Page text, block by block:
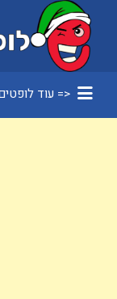
Search
for:
<= עוד
for: